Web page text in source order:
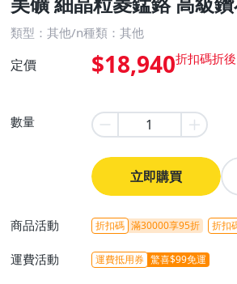
類型：其他/n種類：其他
定價 $18,940
數量
立即購買
商品活動 折扣碼 滿30000享95折 折扣
運費活動 運費抵用券 驚喜$99免運